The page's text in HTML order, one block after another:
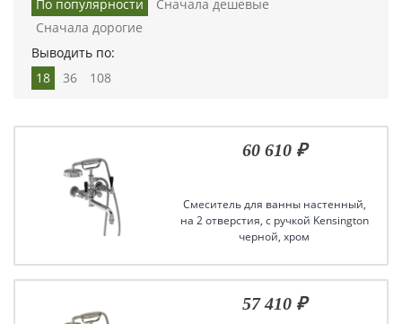
По популярности
Сначала дешевые
Сначала дорогие
Выводить по:
18
36 108
60 610 ₽
Смеситель для ванны настенный,
на 2 отверстия, с ручкой Kensington
черной, хром
57 410 ₽